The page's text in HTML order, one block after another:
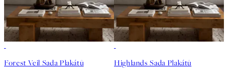
Forest Veil Sada Plakátů Highlands Sada Plakátů